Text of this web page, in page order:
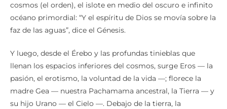
cosmos (el orden), el islote en medio del oscuro e infinito
océano primordial: “Y el espíritu de Dios se movía sobre la
faz de las aguas”, dice el Génesis.
Y luego, desde el Érebo y las profundas tinieblas que
llenan los espacios inferiores del cosmos, surge Eros — la
pasión, el erotismo, la voluntad de la vida —; florece la
madre Gea — nuestra Pachamama ancestral, la Tierra — y
su hijo Urano — el Cielo —. Debajo de la tierra, la